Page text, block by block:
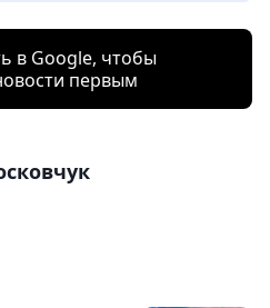
в Google, чтобы
первым